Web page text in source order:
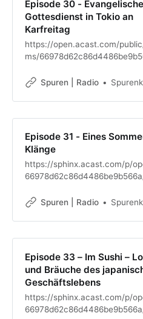
Episode 30 -
Gottesdienst in Tokio an
Karfreitag
https://open.acast.com/
ms/
49.mp3Spuren | Radio
Episode 31 - Eines
Klänge
https://sphinx.acast.com/p/
mp3Spuren | Radio
Episode 33 – Im Sushi –
und Bräuche des
Geschäftslebens
https://sphinx.acast.com/p/